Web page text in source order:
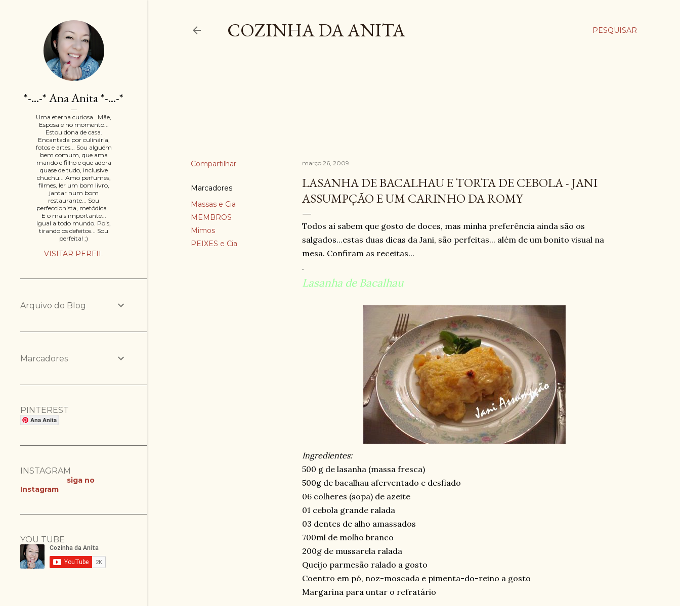
PESQUISAR
COZINHA DA ANITA
Compartilhar
Marcadores
Massas e Cia
MEMBROS
Mimos
PEIXES e Cia
março 26, 2009
LASANHA DE BACALHAU E TORTA DE CEBOLA - JANI
ASSUMPÇÃO E UM CARINHO DA ROMY
Todos aí sabem que gosto de doces, mas minha preferência ainda são os
salgados...estas duas dicas da Jani, são perfeitas... além de um bonito visual na
mesa. Confiram as receitas...
.
Lasanha de Bacalhau
Ingredientes:
500 g de lasanha (massa fresca)
500g de bacalhau aferventado e desfiado
06 colheres (sopa) de azeite
01 cebola grande ralada
03 dentes de alho amassados
700ml de molho branco
200g de mussarela ralada
Queijo parmesão ralado a gosto
Coentro em pó, noz-moscada e pimenta-do-reino a gosto
Margarina para untar o refratário
*-...-* Ana Anita *-...-*
Uma eterna curiosa...Mãe,
Esposa e no momento...
Estou dona de casa.
Encantada por culinária,
fotos e artes... Sou alguém
bem comum, que ama
marido e filho e que adora
quase de tudo, inclusive
chuchu... Amo perfumes,
filmes, ler um bom livro,
jantar num bom
restaurante... Sou
perfeccionista, metódica...
E o mais importante...
igual a todo mundo. Pois,
tirando os defeitos... Sou
perfeita! ;)
VISITAR PERFIL
Arquivo do Blog
Marcadores
PINTEREST
Ana Anita
INSTAGRAM
siga no
Instagram
YOU TUBE